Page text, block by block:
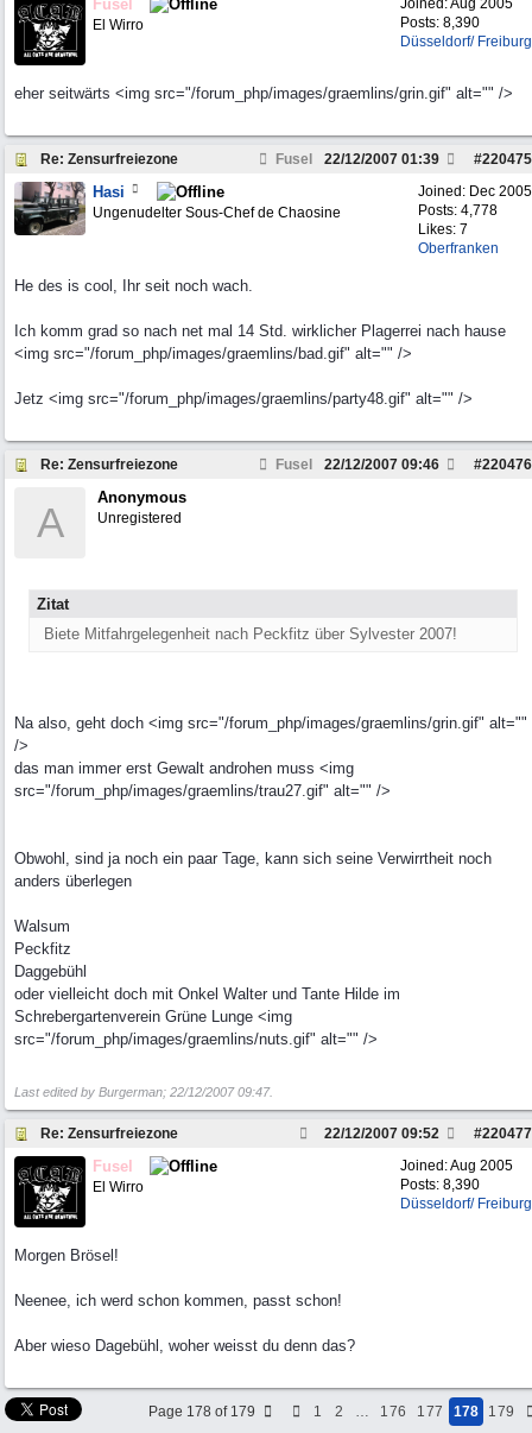
Joined:Aug 2005
Posts: 8,390
Düsseldorf/ Freiburg
Fusel
El Wirro
eher seitwärts <img src="/forum_php/images/graemlins/grin.gif" alt="" />
Re: Zensurfreiezone Fusel #220475
22/12/2007 01:39
Joined: Dec 2005
Posts: 4,778
Likes: 7
Oberfranken
Hasi
Ungenudelter Sous-Chef de Chaosine
He des is cool, Ihr seit noch wach.
Ich komm grad so nach net mal 14 Std. wirklicher Plagerrei nach hause
<img src="/forum_php/images/graemlins/bad.gif" alt="" />
Jetz <img src="/forum_php/images/graemlins/party48.gif" alt="" />
Re: Zensurfreiezone Fusel #220476
22/12/2007 09:46
A
Anonymous
Unregistered
Zitat
Biete Mitfahrgelegenheit nach Peckfitz über Sylvester 2007!
Na also, geht doch <img src="/forum_php/images/graemlins/grin.gif" alt=""
/>
das man immer erst Gewalt androhen muss <img
src="/forum_php/images/graemlins/trau27.gif" alt="" />
Obwohl, sind ja noch ein paar Tage, kann sich seine Verwirrtheit noch
anders überlegen
Walsum
Peckfitz
Daggebühl
oder vielleicht doch mit Onkel Walter und Tante Hilde im
Schrebergartenverein Grüne Lunge <img
src="/forum_php/images/graemlins/nuts.gif" alt="" />
Last edited by Burgerman; 22/12/2007 09:47.
Re: Zensurfreiezone #220477
22/12/2007 09:52
Joined:Aug 2005
Posts: 8,390
Düsseldorf/ Freiburg
Fusel
El Wirro
Morgen Brösel!
Neenee, ich werd schon kommen, passt schon!
Aber wieso Dagebühl, woher weisst du denn das?
Page 178 of 179 1 2 … 176 177 178
179